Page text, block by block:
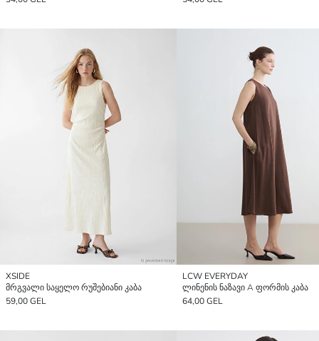
XSIDE
მრგვალი საყელო რუშებიანი კაბა
59,00 GEL
LCW EVERYDAY
ლინენის ნაზავი A ფორმის კაბა
64,00 GEL